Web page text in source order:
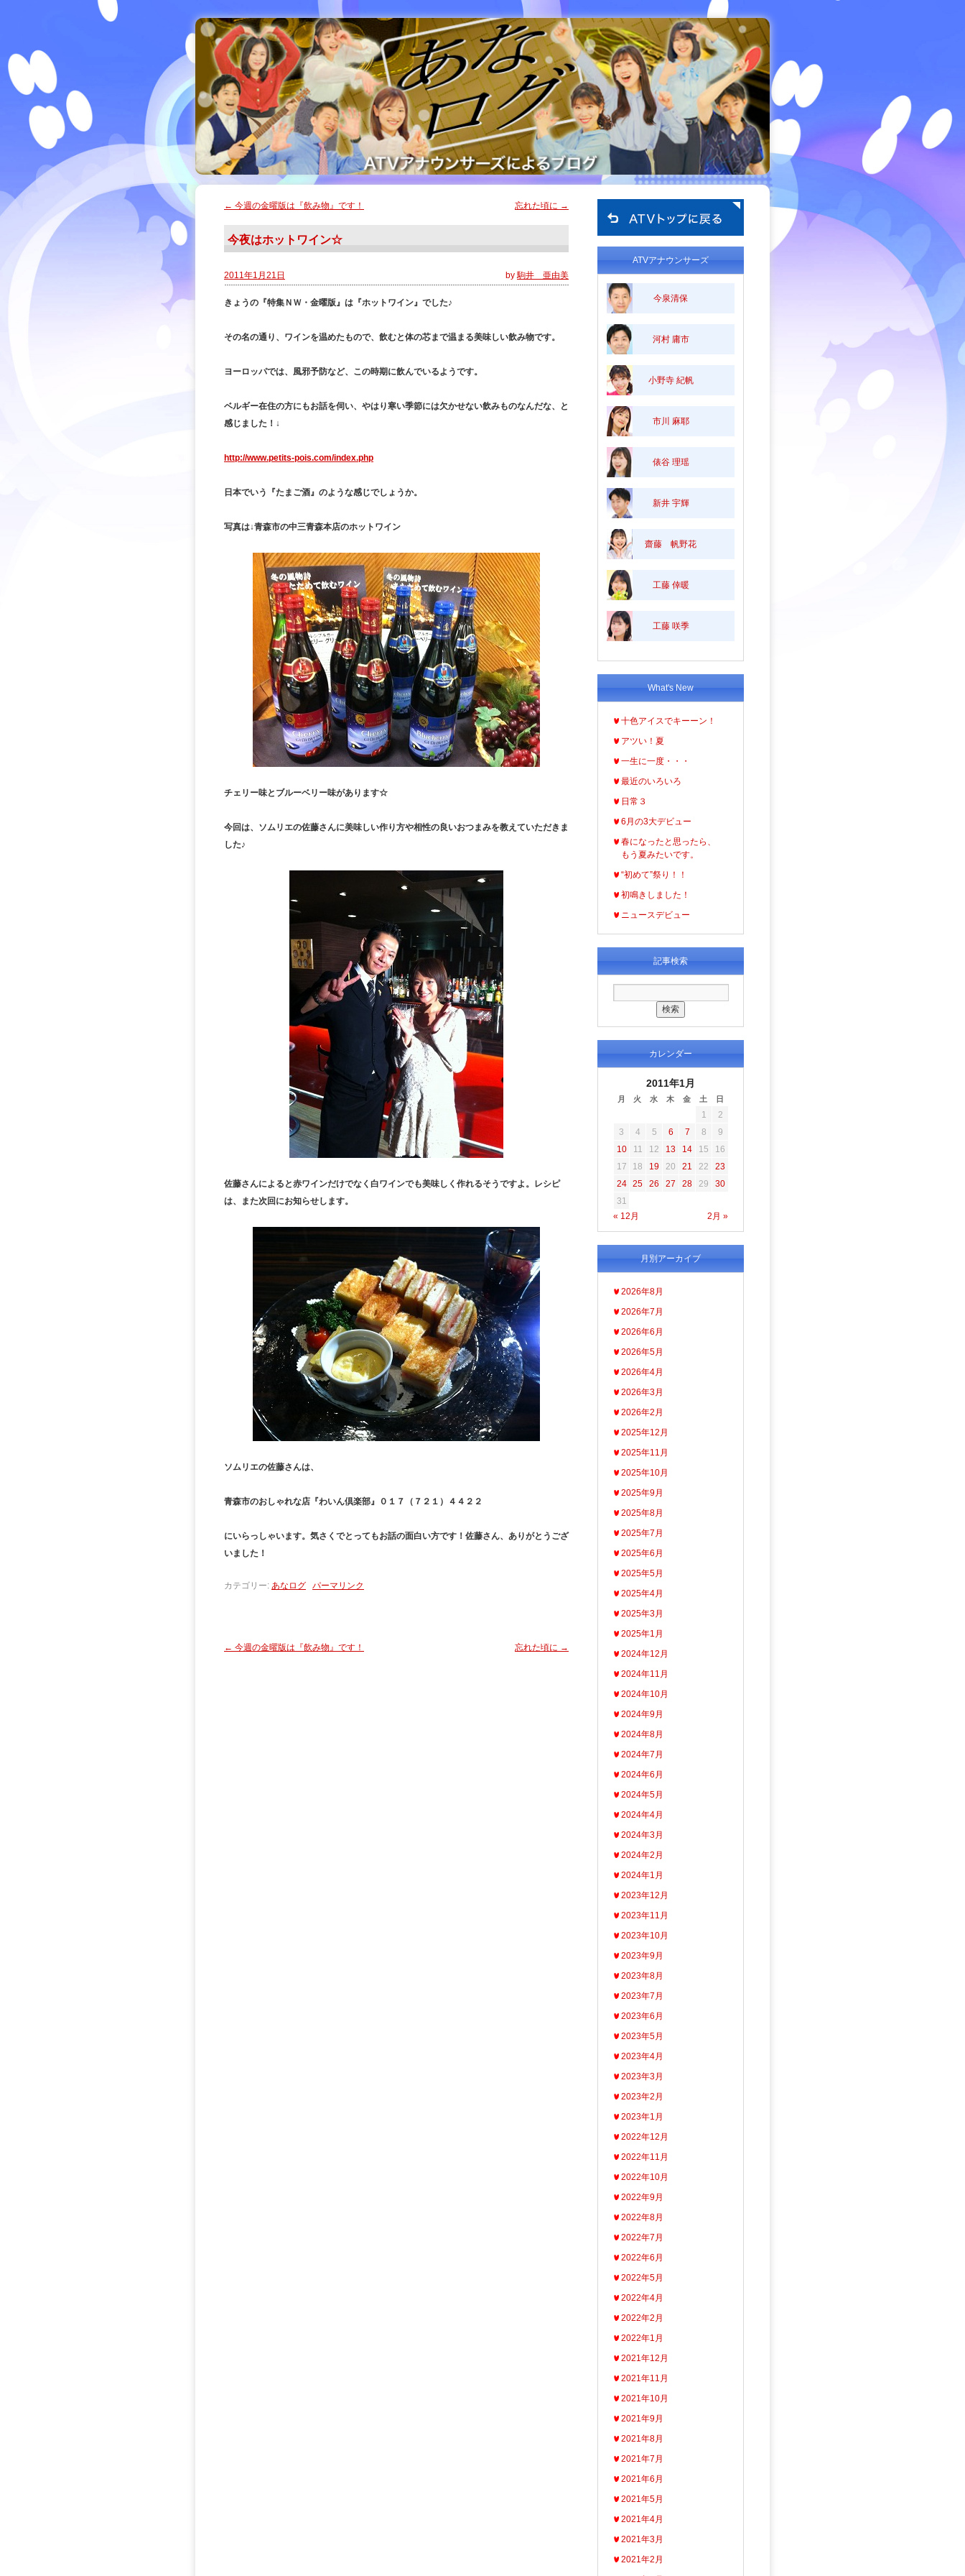
← 今週の金曜版は『飲み物』です！ 忘れた頃に →
今夜はホットワイン☆
2011年1月21日 by駒井 亜由美
きょうの『特集ＮＷ・金曜版』は『ホットワイン』でした♪
その名の通り、ワインを温めたもので、飲むと体の芯まで温まる美味しい飲み物です。
ヨーロッパでは、風邪予防など、この時期に飲んでいるようです。
ベルギー在住の方にもお話を伺い、やはり寒い季節には欠かせない飲みものなんだな、と
感じました！↓
http://www.petits-pois.com/index.php
日本でいう『たまご酒』のような感じでしょうか。
写真は↓青森市の中三青森本店のホットワイン
チェリー味とブルーベリー味があります☆
今回は、ソムリエの佐藤さんに美味しい作り方や相性の良いおつまみを教えていただきま
した♪
佐藤さんによると赤ワインだけでなく白ワインでも美味しく作れるそうですよ。レシピ
は、また次回にお知らせします。
ソムリエの佐藤さんは、
青森市のおしゃれな店『わいん倶楽部』０１７（７２１）４４２２
にいらっしゃいます。気さくでとってもお話の面白い方です！佐藤さん、ありがとうござ
いました！
カテゴリー: あなログ パーマリンク
← 今週の金曜版は『飲み物』です！ 忘れた頃に →
ATVアナウンサーズ
今泉清保
河村 庸市
小野寺 紀帆
市川 麻耶
俵谷 理瑶
新井 宇輝
齋藤 帆野花
工藤 倖暖
工藤 咲季
What's New
十色アイスでキーーン！
アツい！夏
一生に一度・・・
最近のいろいろ
日常３
6月の3大デビュー
春になったと思ったら、
もう夏みたいです。
“初めて”祭り！！
初鳴きしました！
ニュースデビュー
記事検索
カレンダー
2011年1月
月 火 水 木 金 土 日
« 12月 2月 »
1
2
3
4 5 6 7 8
9
10
11 12 13 14 15
16
17
18 19 20 21 22
23
24
25 26 27 28 29
30
31
月別アーカイブ
2026年8月
2026年7月
2026年6月
2026年5月
2026年4月
2026年3月
2026年2月
2025年12月
2025年11月
2025年10月
2025年9月
2025年8月
2025年7月
2025年6月
2025年5月
2025年4月
2025年3月
2025年1月
2024年12月
2024年11月
2024年10月
2024年9月
2024年8月
2024年7月
2024年6月
2024年5月
2024年4月
2024年3月
2024年2月
2024年1月
2023年12月
2023年11月
2023年10月
2023年9月
2023年8月
2023年7月
2023年6月
2023年5月
2023年4月
2023年3月
2023年2月
2023年1月
2022年12月
2022年11月
2022年10月
2022年9月
2022年8月
2022年7月
2022年6月
2022年5月
2022年4月
2022年2月
2022年1月
2021年12月
2021年11月
2021年10月
2021年9月
2021年8月
2021年7月
2021年6月
2021年5月
2021年4月
2021年3月
2021年2月